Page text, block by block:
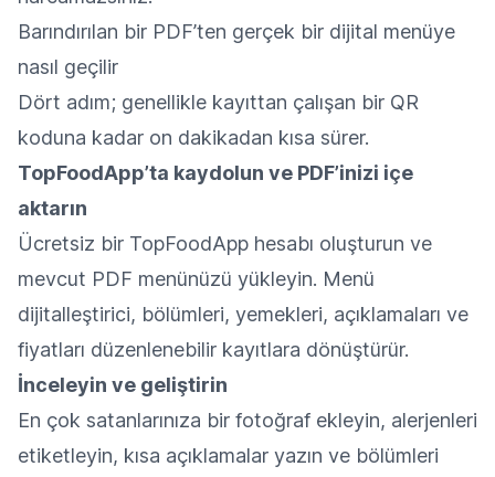
Barındırılan bir PDF’ten gerçek bir dijital menüye
nasıl geçilir
Dört adım; genellikle kayıttan çalışan bir QR
koduna kadar on dakikadan kısa sürer.
TopFoodApp’ta kaydolun ve PDF’inizi içe
aktarın
Ücretsiz bir TopFoodApp hesabı oluşturun ve
mevcut PDF menünüzü yükleyin. Menü
dijitalleştirici, bölümleri, yemekleri, açıklamaları ve
fiyatları düzenlenebilir kayıtlara dönüştürür.
İnceleyin ve geliştirin
En çok satanlarınıza bir fotoğraf ekleyin, alerjenleri
etiketleyin, kısa açıklamalar yazın ve bölümleri